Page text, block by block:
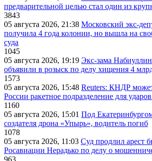
предварительной целью стал один из
3843
05 августа 2026, 21:38 Московский экс-
получила 4 года колонии, но вышла на
суда
1045
05 августа 2026, 19:19 Экс-зама
объявили в розыск по делу хищения 4
1573
05 августа 2026, 15:48 Reuters: КНДР
России ракетное подразделение для
1160
05 августа 2026, 15:01 Под
создателя дрона «Упырь», водитель погиб
1078
05 августа 2026, 11:03 Суд продлил арест
Росавиации Нерадько по делу о
963